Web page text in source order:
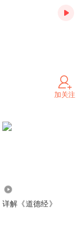
加关注
详解《道德经》